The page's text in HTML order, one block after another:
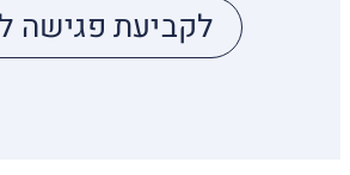
לקביעת פגישה